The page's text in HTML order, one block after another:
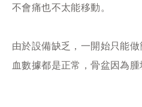
不會痛也不太能移動。
由於設備缺乏，一開始只能
血數據都是正常，骨盆因為腫